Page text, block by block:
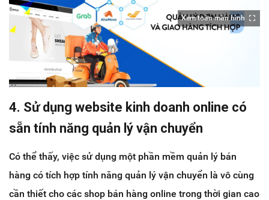
Xem toàn màn hình
4. Sử dụng website kinh doanh online có
sẵn tính năng quản lý vận chuyển
Có thể thấy, việc sử dụng một phần mềm quản lý bán
hàng có tích hợp tính năng quản lý vận chuyển là vô cùng
cần thiết cho các shop bán hàng online trong thời gian cao